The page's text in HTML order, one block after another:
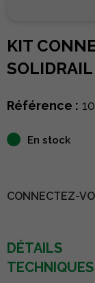
KIT
Référence :
En stock
CONNECTEZ-
DÉTAILS
TECHNIQUES